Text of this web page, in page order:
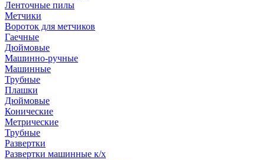
Ленточные пилы
Метчики
Вороток для метчиков
Гаечные
Дюймовые
Машинно-ручные
Машинные
Трубные
Плашки
Дюймовые
Конические
Метрические
Трубные
Развертки
Развертки машинные к/х